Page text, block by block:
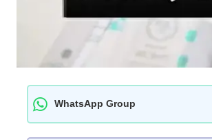
WhatsApp Group